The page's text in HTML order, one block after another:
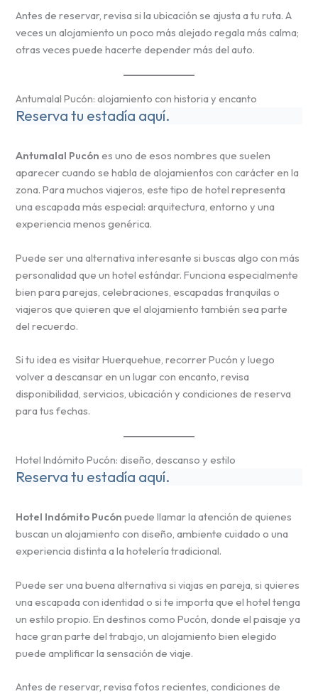
Antes de reservar, revisa si la ubicación se ajusta a tu ruta. A
veces un alojamiento un poco más alejado regala más calma;
otras veces puede hacerte depender más del auto.
Antumalal Pucón: alojamiento con historia y encanto
Reserva tu estadía aquí.
Antumalal Pucón es uno de esos nombres que suelen
aparecer cuando se habla de alojamientos con carácter en la
zona. Para muchos viajeros, este tipo de hotel representa
una escapada más especial: arquitectura, entorno y una
experiencia menos genérica.
Puede ser una alternativa interesante si buscas algo con más
personalidad que un hotel estándar. Funciona especialmente
bien para parejas, celebraciones, escapadas tranquilas o
viajeros que quieren que el alojamiento también sea parte
del recuerdo.
Si tu idea es visitar Huerquehue, recorrer Pucón y luego
volver a descansar en un lugar con encanto, revisa
disponibilidad, servicios, ubicación y condiciones de reserva
para tus fechas.
Hotel Indómito Pucón: diseño, descanso y estilo
Reserva tu estadía aquí.
Hotel Indómito Pucón puede llamar la atención de quienes
buscan un alojamiento con diseño, ambiente cuidado o una
experiencia distinta a la hotelería tradicional.
Puede ser una buena alternativa si viajas en pareja, si quieres
una escapada con identidad o si te importa que el hotel tenga
un estilo propio. En destinos como Pucón, donde el paisaje ya
hace gran parte del trabajo, un alojamiento bien elegido
puede amplificar la sensación de viaje.
Antes de reservar, revisa fotos recientes, condiciones de